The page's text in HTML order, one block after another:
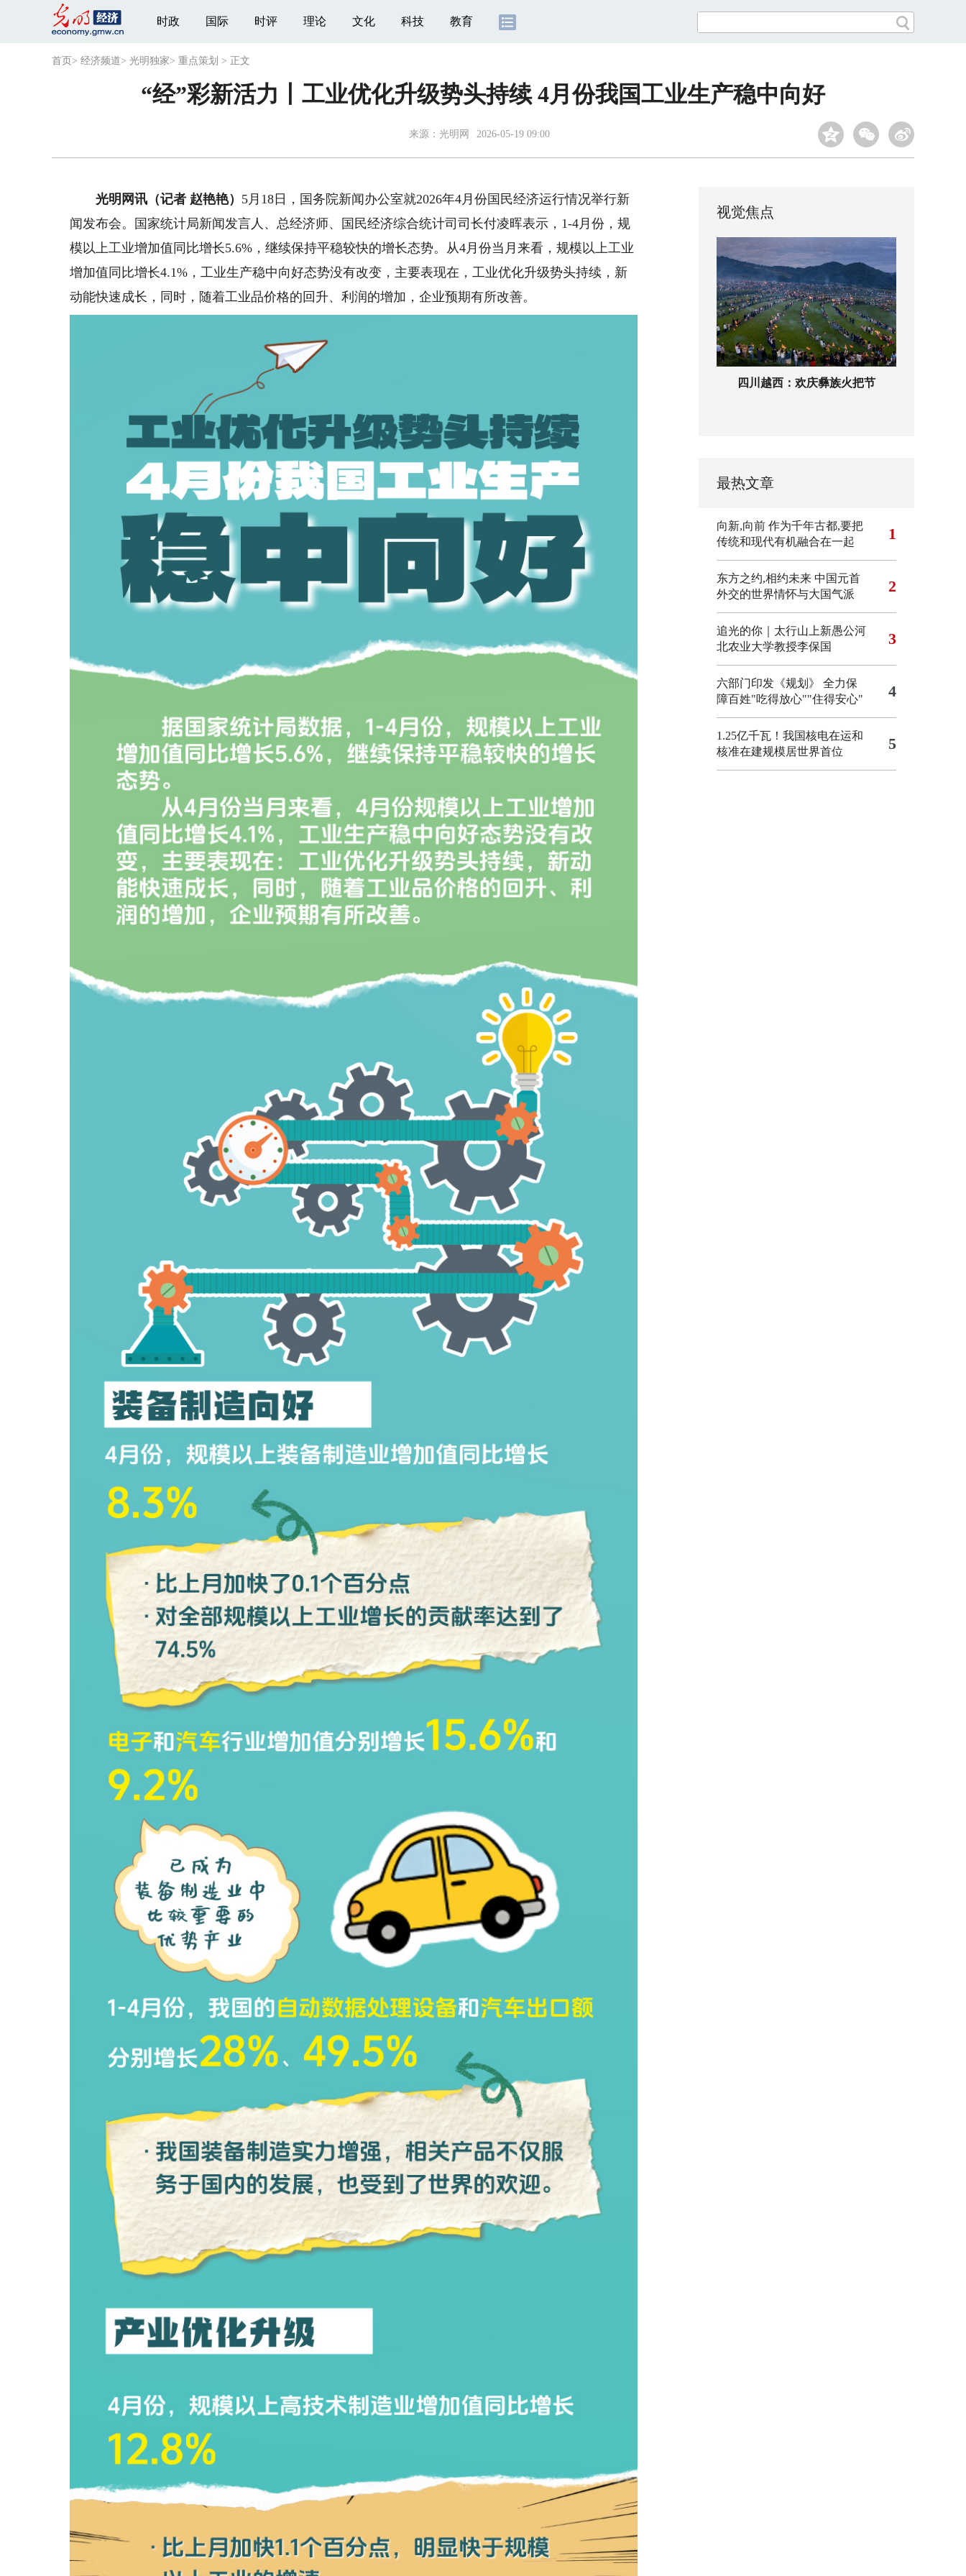
时政 国际 时评 理论 文化 科技 教育
首页 > 经济频道> 光明独家> 重点策划 > 正文
“经”彩新活力丨工业优化升级势头持续 4月份我国工业生产稳中向好
来源： 光明网 2026-05-19 09:00
光明网讯（记者 赵艳艳） 5月18日，国务院新闻办公室就2026年4月份国民经济运行情况举行新
闻发布会。国家统计局新闻发言人、总经济师、国民经济综合统计司司长付凌晖表示，1-4月份，规
模以上工业增加值同比增长5.6%，继续保持平稳较快的增长态势。从4月份当月来看，规模以上工业
增加值同比增长4.1%，工业生产稳中向好态势没有改变，主要表现在，工业优化升级势头持续，新
动能快速成长，同时，随着工业品价格的回升、利润的增加，企业预期有所改善。
视觉焦点
四川越西：欢庆彝族火把节
最热文章
向新,向前 作为千年古都,要把
传统和现代有机融合在一起
1
东方之约,相约未来 中国元首
外交的世界情怀与大国气派
2
追光的你｜太行山上新愚公河
北农业大学教授李保国
3
六部门印发《规划》 全力保
障百姓"吃得放心""住得安心"
4
1.25亿千瓦！我国核电在运和
核准在建规模居世界首位
5